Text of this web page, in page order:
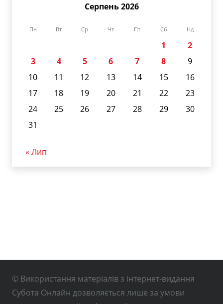
Серпень 2026
Пн Вт Ср Чт Пт Сб Нд
1
2
3
4 5 6 7 8
9
10
11 12 13 14 15
16
17
18 19 20 21 22
23
24
25 26 27 28 29
30
31
« Лип
© Використання матеріалів з інтернет-видання
Субота Онлайн дозволяється лише за умови